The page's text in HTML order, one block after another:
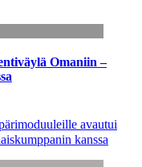
Omaniin –
avautui
kanssa